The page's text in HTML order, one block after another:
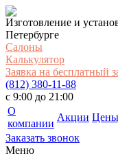
Изготовление и
Петербурге
Салоны
Калькулятор
Заявка на бесплатный
(812) 380-11-88
c 9:00 до 21:00
О
компании
Акции Цены
Заказать звонок
Меню